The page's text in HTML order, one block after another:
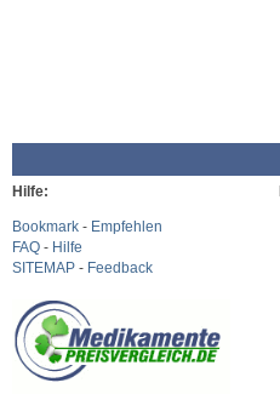
Hilfe:
Bookmark - Empfehlen
FAQ - Hilfe
SITEMAP - Feedback